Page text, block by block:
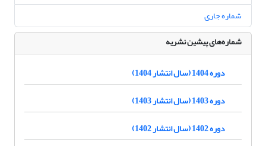
شماره جاری
شماره‌های پیشین نشریه
دوره 1404 (سال انتشار 1404)
دوره 1403 (سال انتشار 1403)
دوره 1402 (سال انتشار 1402)